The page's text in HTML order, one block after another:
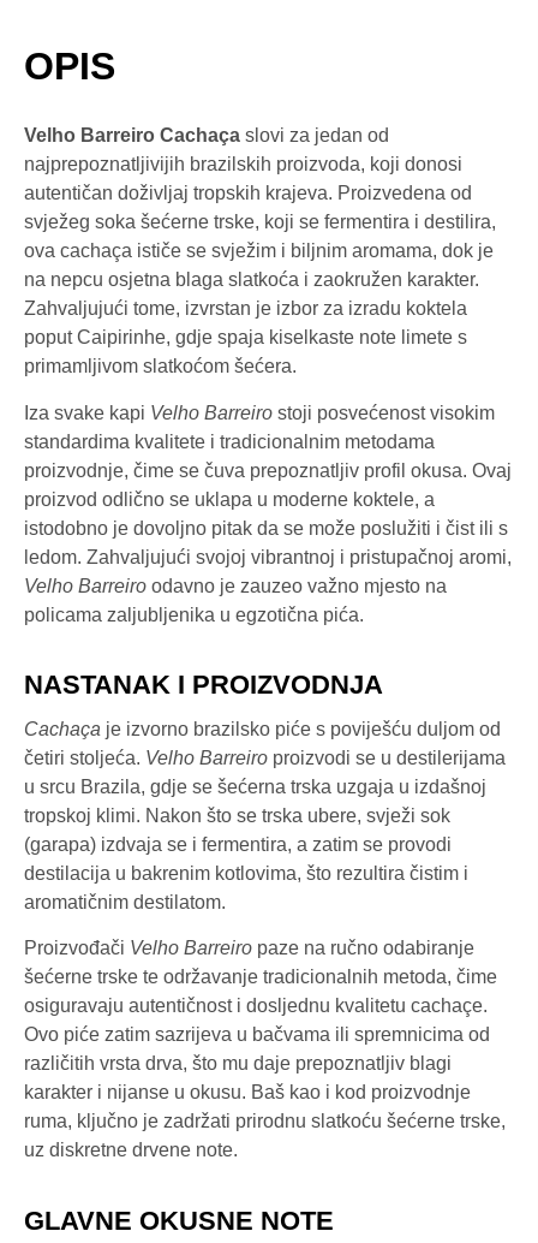
OPIS
Velho Barreiro Cachaça slovi za jedan od
najprepoznatljivijih brazilskih proizvoda, koji donosi
autentičan doživljaj tropskih krajeva. Proizvedena od
svježeg soka šećerne trske, koji se fermentira i destilira,
ova cachaça ističe se svježim i biljnim aromama, dok je
na nepcu osjetna blaga slatkoća i zaokružen karakter.
Zahvaljujući tome, izvrstan je izbor za izradu koktela
poput Caipirinhe, gdje spaja kiselkaste note limete s
primamljivom slatkoćom šećera.
Iza svake kapi Velho Barreiro stoji posvećenost visokim
standardima kvalitete i tradicionalnim metodama
proizvodnje, čime se čuva prepoznatljiv profil okusa. Ovaj
proizvod odlično se uklapa u moderne koktele, a
istodobno je dovoljno pitak da se može poslužiti i čist ili s
ledom. Zahvaljujući svojoj vibrantnoj i pristupačnoj aromi,
Velho Barreiro odavno je zauzeo važno mjesto na
policama zaljubljenika u egzotična pića.
NASTANAK I PROIZVODNJA
Cachaça je izvorno brazilsko piće s poviješću duljom od
četiri stoljeća. Velho Barreiro proizvodi se u destilerijama
u srcu Brazila, gdje se šećerna trska uzgaja u izdašnoj
tropskoj klimi. Nakon što se trska ubere, svježi sok
(garapa) izdvaja se i fermentira, a zatim se provodi
destilacija u bakrenim kotlovima, što rezultira čistim i
aromatičnim destilatom.
Proizvođači Velho Barreiro paze na ručno odabiranje
šećerne trske te održavanje tradicionalnih metoda, čime
osiguravaju autentičnost i dosljednu kvalitetu cachaçe.
Ovo piće zatim sazrijeva u bačvama ili spremnicima od
različitih vrsta drva, što mu daje prepoznatljiv blagi
karakter i nijanse u okusu. Baš kao i kod proizvodnje
ruma, ključno je zadržati prirodnu slatkoću šećerne trske,
uz diskretne drvene note.
GLAVNE OKUSNE NOTE